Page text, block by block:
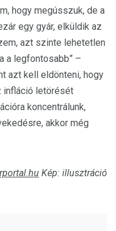
hogy megússzuk, de a
egy gyár, elküldik az
azt szinte lehetetlen
a legfontosabb” –
azt kell eldönteni, hogy
infláció letörését
koncentrálunk,
akkor még
Kép: illusztráció